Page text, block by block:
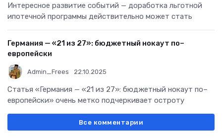
Интересное развитие событий — доработка льготной
ипотечной программы действительно может стать
Германия — «21 из 27»: бюджетный нокаут по–
европейски
Admin_Frees 22.10.2025
Статья «Германия — «21 из 27»: бюджетный нокаут по–
европейски» очень метко подчеркивает остроту
Все комментарии